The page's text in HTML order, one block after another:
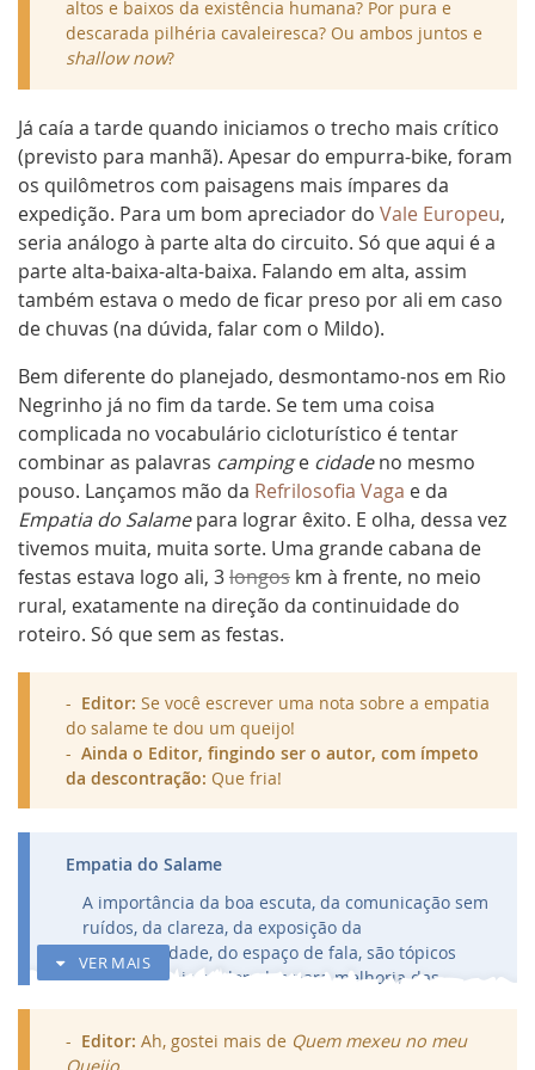
altos e baixos da existência humana? Por pura e
descarada pilhéria cavaleiresca? Ou ambos juntos e
shallow now?
Já caía a tarde quando iniciamos o trecho mais crítico
(previsto para manhã). Apesar do empurra-bike, foram
os quilômetros com paisagens mais ímpares da
expedição. Para um bom apreciador do Vale Europeu,
seria análogo à parte alta do circuito. Só que aqui é a
parte alta-baixa-alta-baixa. Falando em alta, assim
também estava o medo de ficar preso por ali em caso
de chuvas (na dúvida, falar com o Mildo).
Bem diferente do planejado, desmontamo-nos em Rio
Negrinho já no fim da tarde. Se tem uma coisa
complicada no vocabulário cicloturístico é tentar
combinar as palavras campinge cidadeno mesmo
pouso. Lançamos mão da Refrilosofia Vaga e da
Empatia do Salamepara lograr êxito. E olha, dessa vez
tivemos muita, muita sorte. Uma grande cabana de
festas estava logo ali, 3longos km à frente, no meio
rural, exatamente na direção da continuidade do
roteiro. Só que sem as festas.
Editor: Se você escrever uma nota sobre a empatia
do salame te dou um queijo!
Ainda o Editor, fingindo ser o autor, com ímpeto
da descontração: Que fria!
Empatia do Salame
A importância da boa escuta, da comunicação sem
ruídos, da clareza, da exposição da
vulnerabilidade, do espaço de fala, são tópicos
cada vez mais explorados para melhoria das
emoldurada no meio, nolocusonde se dão as
VER MAIS
Editor: Ah, gostei mais de Quem mexeu no meu